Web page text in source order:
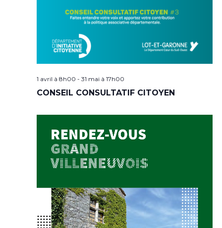
1 avril à 8h00 - 31 mai à 17h00
CONSEIL CONSULTATIF CITOYEN